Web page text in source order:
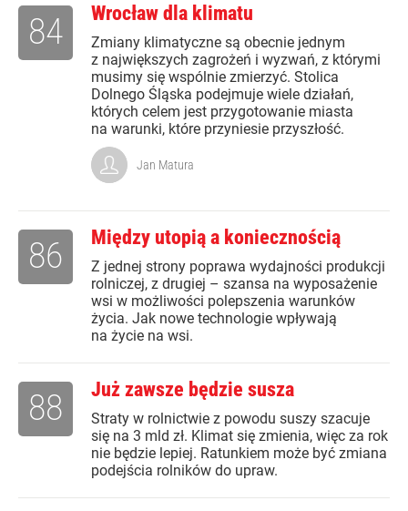
Wrocław dla klimatu
Zmiany klimatyczne są obecnie jednym
z największych zagrożeń i wyzwań, z którymi
musimy się wspólnie zmierzyć. Stolica
Dolnego Śląska podejmuje wiele działań,
których celem jest przygotowanie miasta
na warunki, które przyniesie przyszłość.
84
Jan Matura
Między utopią a koniecznością
Z jednej strony poprawa wydajności produkcji
rolniczej, z drugiej – szansa na wyposażenie
wsi w możliwości polepszenia warunków
życia. Jak nowe technologie wpływają
na życie na wsi.
86
Już zawsze będzie susza
Straty w rolnictwie z powodu suszy szacuje
się na 3 mld zł. Klimat się zmienia, więc za rok
nie będzie lepiej. Ratunkiem może być zmiana
podejścia rolników do upraw.
88